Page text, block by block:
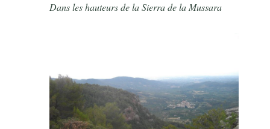
Dans les hauteurs de la Sierra de la Mussara